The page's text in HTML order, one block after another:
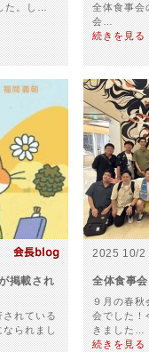
た。し…
全体食事会
会…
続きを見る
掲載され
されている
なられまし
2025 10/2
全体食事
９月の春秋
会でした！
きました…
続きを見る